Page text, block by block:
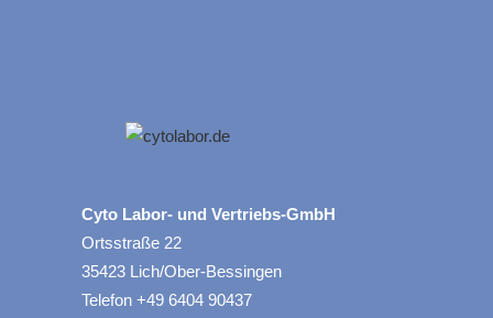
Cyto Labor- und Vertriebs-GmbH
Ortsstraße 22
35423 Lich/Ober-Bessingen
Telefon +49 6404 90437